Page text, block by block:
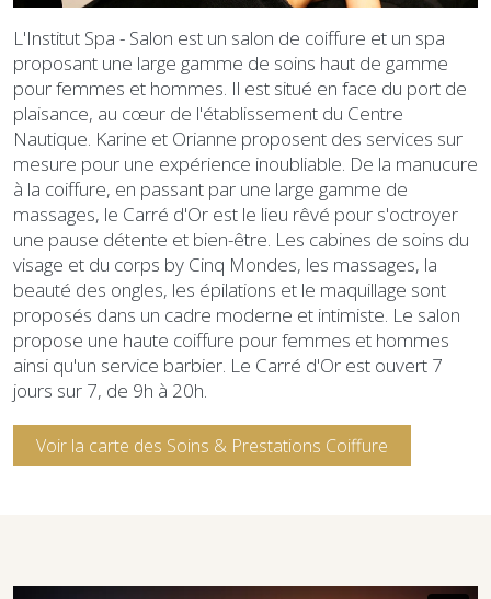
L'Institut Spa - Salon est un salon de coiffure et un spa
proposant une large gamme de soins haut de gamme
pour femmes et hommes. Il est situé en face du port de
plaisance, au cœur de l'établissement du Centre
Nautique. Karine et Orianne proposent des services sur
mesure pour une expérience inoubliable. De la manucure
à la coiffure, en passant par une large gamme de
massages, le Carré d'Or est le lieu rêvé pour s'octroyer
une pause détente et bien-être. Les cabines de soins du
visage et du corps by Cinq Mondes, les massages, la
beauté des ongles, les épilations et le maquillage sont
proposés dans un cadre moderne et intimiste. Le salon
propose une haute coiffure pour femmes et hommes
ainsi qu'un service barbier. Le Carré d'Or est ouvert 7
jours sur 7, de 9h à 20h.
Voir la carte des Soins & Prestations Coiffure